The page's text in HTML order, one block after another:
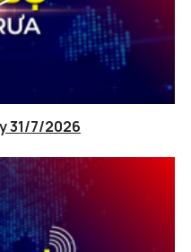
31/7/2026